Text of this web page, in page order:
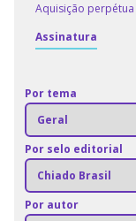
Aquisição perpétua
Assinatura
Por tema
Por selo editorial
Por autor